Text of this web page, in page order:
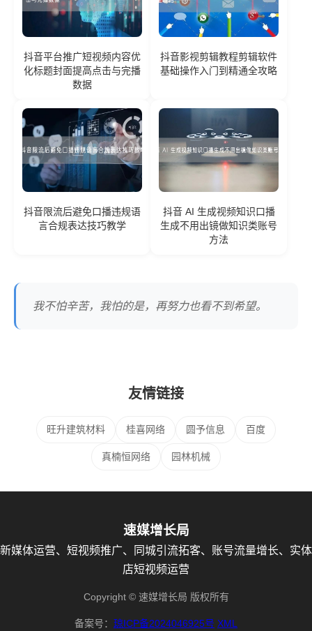
抖音平台推广短视频内容优
化标题封面提高点击与完播
数据
抖音影视剪辑教程剪辑软件
基础操作入门到精通全攻略
抖音限流后避免口播违规语
言合规表达技巧教学
抖音 AI 生成视频知识口播
生成不用出镜做知识类账号
方法
我不怕辛苦，我怕的是，再努力也看不到希望。
友情链接
旺升建筑材料 桂喜网络 圆予信息 百度
真楠恒网络 园林机械
速媒增长局
新媒体运营、短视频推广、同城引流拓客、账号流量增长、实体
店短视频运营
Copyright © 速媒增长局 版权所有
备案号： 琼ICP备2024046925号 XML